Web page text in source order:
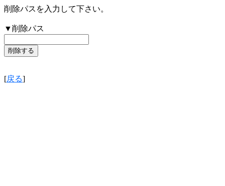
削除パスを入力して下さい。
▼削除パス
[戻る]